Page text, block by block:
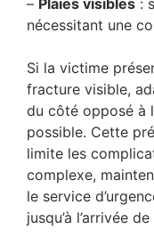
– Plaies visibles :
nécessitant une
Si la victime
fracture visible,
du côté opposé à
possible. Cette
limite les
complexe,
le service
jusqu’à l’arrivée